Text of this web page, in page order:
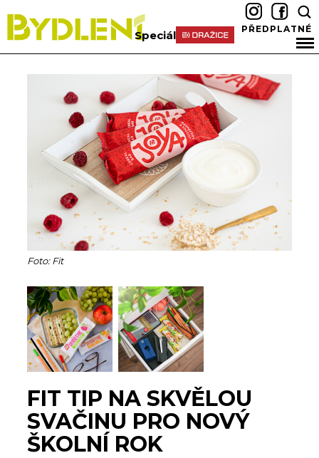
Speciál PŘEDPLATNÉ
Foto: Fit
FIT TIP NA SKVĚLOU
SVAČINU PRO NOVÝ
ŠKOLNÍ ROK